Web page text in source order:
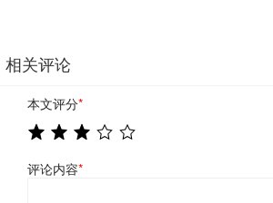
相关评论
本文评分*
评论内容*